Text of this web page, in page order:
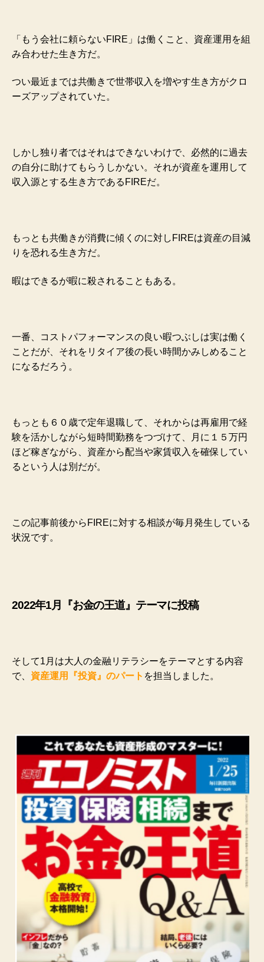
「もう会社に頼らないFIRE」は働くこと、資産運用を組
み合わせた生き方だ。
つい最近までは共働きで世帯収入を増やす生き方がクロ
ーズアップされていた。
しかし独り者ではそれはできないわけで、必然的に過去
の自分に助けてもらうしかない。それが資産を運用して
収入源とする生き方であるFIREだ。
もっとも共働きが消費に傾くのに対しFIREは資産の目減
りを恐れる生き方だ。
暇はできるが暇に殺されることもある。
一番、コストパフォーマンスの良い暇つぶしは実は働く
ことだが、それをリタイア後の長い時間かみしめること
になるだろう。
もっとも６０歳で定年退職して、それからは再雇用で経
験を活かしながら短時間勤務をつづけて、月に１５万円
ほど稼ぎながら、資産から配当や家賃収入を確保してい
るという人は別だが。
この記事前後からFIREに対する相談が毎月発生している
状況です。
2022年1月『お金の王道』テーマに投稿
そして1月は大人の金融リテラシーをテーマとする内容
で、 資産運用『投資』のパート を担当しました。